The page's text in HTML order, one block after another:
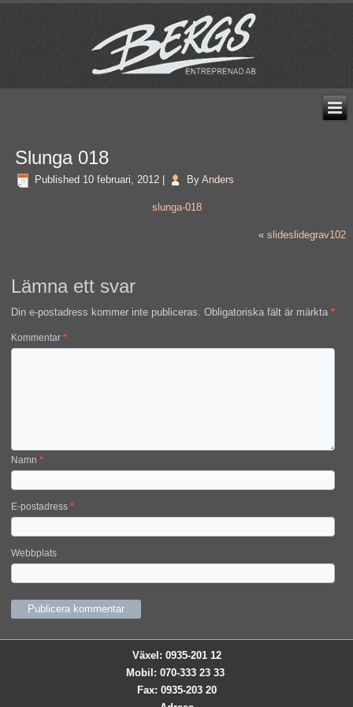
Slunga 018
Published 10 februari, 2012 By Anders
slunga-018
« slideslidegrav102
Lämna ett svar
Din e-postadress kommer inte publiceras. Obligatoriska fält är märkta*
Kommentar*
Namn*
E-postadress*
Webbplats
Växel: 0935-201 12
Mobil: 070-333 23 33
Fax: 0935-203 20